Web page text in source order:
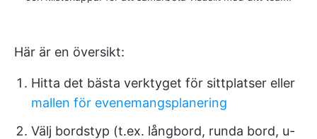
Här är en översikt:
Hitta det bästa verktyget för sittplatser eller
mallen för evenemangsplanering
Välj bordstyp (t.ex. långbord, runda bord, u-